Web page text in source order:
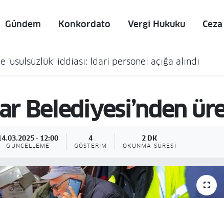
Gündem Konkordato Vergi Hukuku
'usulsüzlük' iddiası: İdari personel açığa alındı
Belediyesi’nden
- 12:00
GÜNCELLEME
4
GÖSTERIM
2 DK
OKUNMA SÜRESI